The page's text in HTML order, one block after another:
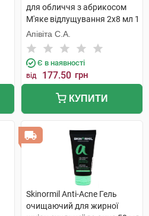
для обличчя з абрикосом
М'яке відлущування 2х8 мл 1
шт
Апівіта С.А.
Є в наявності
від 177.50 грн
КУПИТИ
Skinormil Anti-Acne Гель
очищаючий для жирної